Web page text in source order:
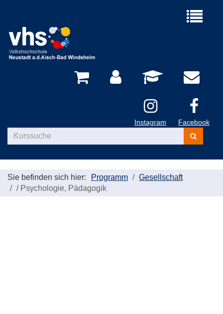
Menü
Instagram Facebook
Kurse
suchen
Sie befinden sich hier: Programm
Gesellschaft
/ Psychologie, Pädagogik